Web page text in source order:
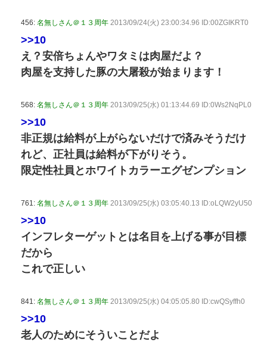
456: 名無しさん＠１３周年 2013/09/24(火) 23:00:34.96 ID:00ZGIKRT0
>>10
え？安倍ちょんやワタミは肉屋だよ？
肉屋を支持した豚の大屠殺が始まります！
568: 名無しさん＠１３周年 2013/09/25(水) 01:13:44.69 ID:0Ws2NqPL0
>>10
非正規は給料が上がらないだけで済みそうだけ
れど、正社員は給料が下がりそう。
限定性社員とホワイトカラーエグゼンプション
761: 名無しさん＠１３周年 2013/09/25(水) 03:05:40.13 ID:oLQW2yU50
>>10
インフレターゲットとは名目を上げる事が目標
だから
これで正しい
841: 名無しさん＠１３周年 2013/09/25(水) 04:05:05.80 ID:cwQSyffh0
>>10
老人のためにそういことだよ